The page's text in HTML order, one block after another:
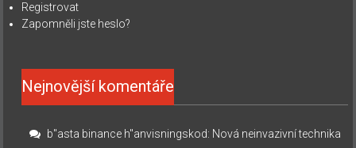
Registrovat
Zapomněli jste heslo?
Nejnovější komentáře
b"asta binance h"anvisningskod: Nová neinvazivní technika